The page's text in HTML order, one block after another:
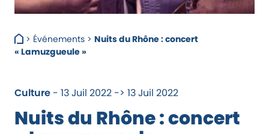
> Événements> Nuits du Rhône : concert
« Lamuzgueule »
Culture - 13 Juil 2022 -> 13 Juil 2022
Nuits du Rhône : concert